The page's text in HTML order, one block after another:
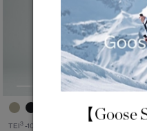
TEI3 -10°C / -20°C
【